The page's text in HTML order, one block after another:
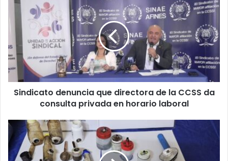
denuncia
directora
la
CCSS
da
consulta
privada
laboral
Sindicato denuncia que directora de la CCSS da
consulta privada en horario laboral
Oficiales
decomisaron
drogas,
celulares